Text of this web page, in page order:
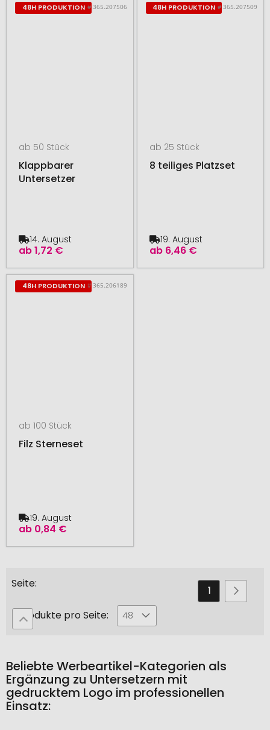
48H PRODUKTION # 365.207506
ab 50 Stück
Klappbarer
Untersetzer
ab1,72 €
14. August
48H PRODUKTION # 365.207509
ab 25 Stück
8 teiliges Platzset
ab 6,46 €
19. August
48H PRODUKTION # 365.206189
ab 100 Stück
Filz Sterneset
ab 0,84 €
19. August
Seite
Sie
Seite
1 Seite
2
Produkte pro Seite: 48
Beliebte Werbeartikel-Kategorien als
Ergänzung zu Untersetzern mit
gedrucktem Logo im professionellen
Einsatz: